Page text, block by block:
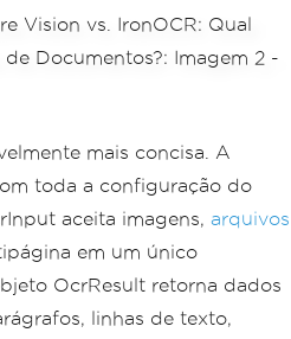
mais concisa. A
toda a configuração do
aceita imagens, arquivos
em um único
OcrResult retorna dados
linhas de texto,